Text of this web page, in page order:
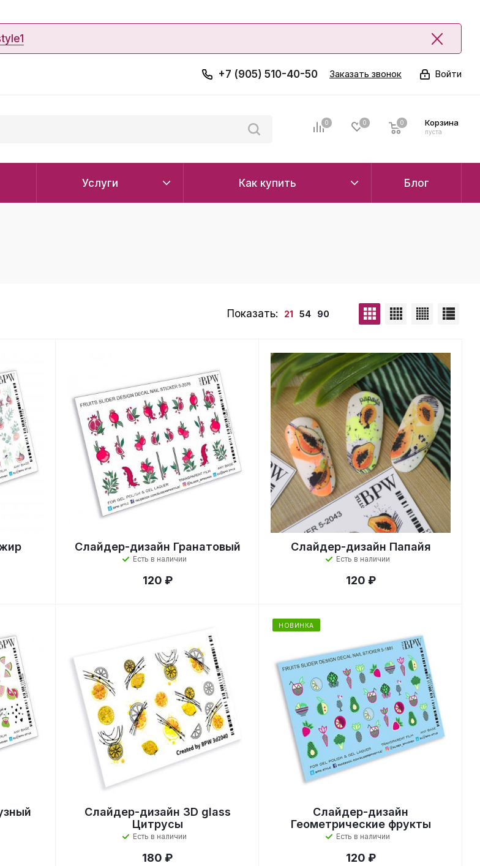
Войти
+7 (905) 510-40-50 Заказать звонок
0 0 Корзина
0
пуста
0
Услуги Как купить Блог
Показать: 21 54 90
Слайдер-дизайн Гранатовый
Есть в наличии
120 ₽
Слайдер-дизайн Папайя
Есть в наличии
120 ₽
Слайдер-дизайн 3D glass
Цитрусы
Есть в наличии
180 ₽
НОВИНКА
Слайдер-дизайн
Геометрические фрукты
Есть в наличии
120 ₽